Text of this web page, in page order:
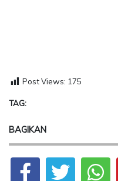
Post Views: 175
TAG:
BAGIKAN